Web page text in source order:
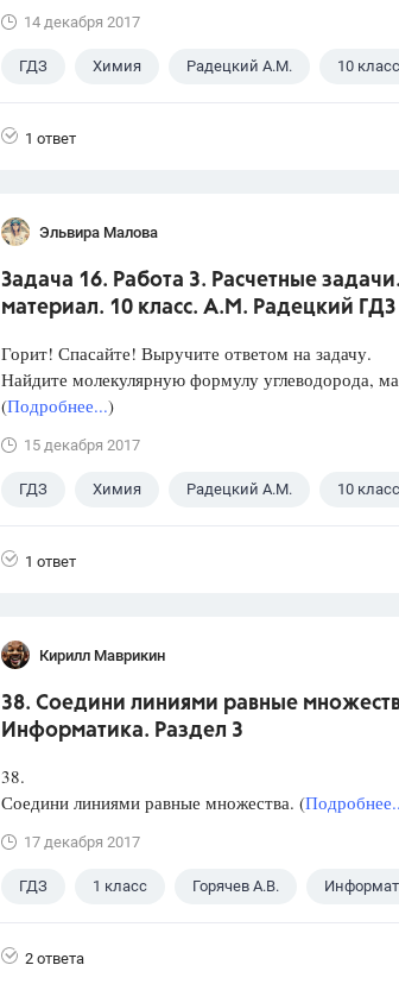
14 декабря 2017
ГДЗ Химия Радецкий А.М. 10 класс
1 ответ
Эльвира Малова
Задача 16. Работа 3. Расчетные
материал. 10 класс. А.М. Радецкий ГДЗ
Горит! Спасайте! Выручите ответом на задачу.
Найдите молекулярную формулу углеводорода,
(Подробнее...)
15 декабря 2017
ГДЗ Химия Радецкий А.М. 10 класс
1 ответ
Кирилл Маврикин
38. Соедини линиями равные
Информатика. Раздел 3
38.
Соедини линиями равные множества. (
17 декабря 2017
ГДЗ 1 класс Горячев А.В.
2 ответа